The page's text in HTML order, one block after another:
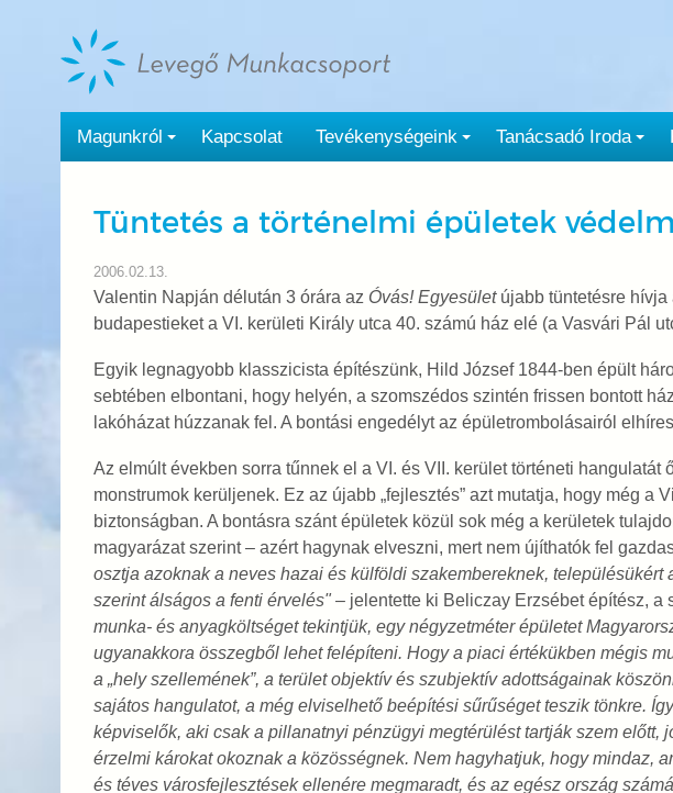
tartalomra
Magunkról Kapcsolat Tevékenységeink Tanácsadó Iroda
Tüntetés a történelmi épületek
2006.02.13.
Valentin Napján délután 3 órára az Óvás! Egyesületújabb tüntetésre hívja
budapestieket a VI. kerületi Király utca 40. számú ház elé (a Vasvári Pál
Egyik legnagyobb klasszicista építészünk, Hild József 1844-ben épült
sebtében elbontani, hogy helyén, a szomszédos szintén frissen bontott
lakóházat húzzanak fel. A bontási engedélyt az épületrombolásairól
Az elmúlt években sorra tűnnek el a VI. és VII. kerület történeti hangulatát
monstrumok kerüljenek. Ez az újabb „fejlesztés” azt mutatja, hogy még a
biztonságban. A bontásra szánt épületek közül sok még a kerületek
magyarázat szerint – azért hagynak elveszni, mert nem újíthatók fel
osztja azoknak a neves hazai és külföldi szakembereknek,
szerint álságos a fenti érvelés"– jelentette ki Beliczay Erzsébet építész, a
munka- és anyagköltséget tekintjük, egy négyzetméter épületet
ugyanakkora összegből lehet felépíteni. Hogy a piaci értékükben mégis
a „hely szellemének”, a terület objektív és szubjektív adottságainak
sajátos hangulatot, a még elviselhető beépítési sűrűséget teszik tönkre.
képviselők, aki csak a pillanatnyi pénzügyi megtérülést tartják szem előtt,
érzelmi károkat okoznak a közösségnek. Nem hagyhatjuk, hogy mindaz,
és téves városfejlesztések ellenére megmaradt, és az egész ország